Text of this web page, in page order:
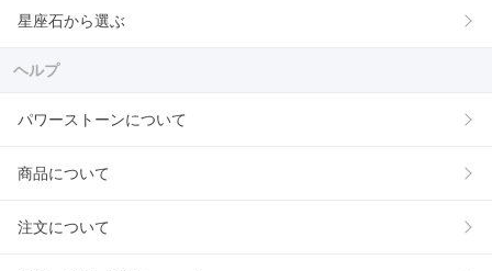
星座石から選ぶ
ヘルプ
パワーストーンについて
商品について
注文について